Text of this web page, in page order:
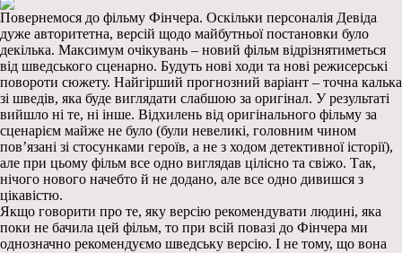
Повернемося до фільму Фінчера. Оскільки персоналія Девіда
дуже авторитетна, версій щодо майбутньої постановки було
декілька. Максимум очікувань – новий фільм відрізнятиметься
від шведського сценарно. Будуть нові ходи та нові режисерські
повороти сюжету. Найгірший прогнозний варіант – точна калька
зі шведів, яка буде виглядати слабшою за оригінал. У результаті
вийшло ні те, ні інше. Відхилень від оригінального фільму за
сценарієм майже не було (були невеликі, головним чином
пов’язані зі стосунками героїв, а не з ходом детективної історії),
але при цьому фільм все одно виглядав цілісно та свіжо. Так,
нічого нового начебто й не додано, але все одно дивишся з
цікавістю.
Якщо говорити про те, яку версію рекомендувати людині, яка
поки не бачила цей фільм, то при всій повазі до Фінчера ми
однозначно рекомендуємо шведську версію. І не тому, що вона